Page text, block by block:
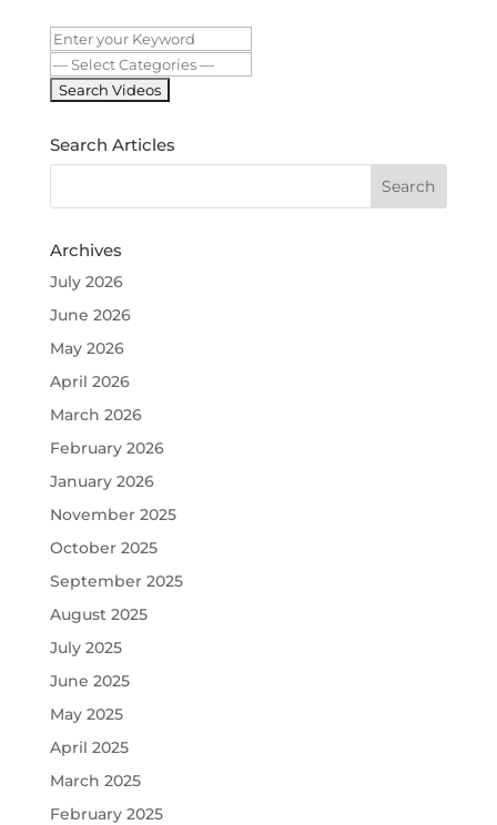
k
Search Articles
Archives
July 2026
June 2026
May 2026
April 2026
March 2026
February 2026
January 2026
November 2025
October 2025
September 2025
August 2025
July 2025
June 2025
May 2025
April 2025
March 2025
February 2025